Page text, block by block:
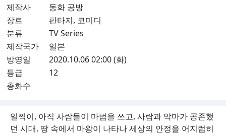
제작사
동화 공방
장르
판타지, 코미디
분류
TV Series
제작국가
일본
방영일
2020.10.06 02:00 (화)
등급
12
총화수
일찍이, 아직 사람들이 마법을 쓰고, 사람과 악마가 공존했
던 시대. 땅 속에서 마왕이 나타나 세상의 안정을 어지럽히